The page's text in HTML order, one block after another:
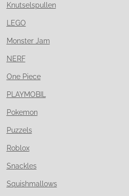
Knutselspullen
LEGO
Monster Jam
NERF
One Piece
PLAYMOBIL
Pokemon
Puzzels
Roblox
Snackles
Squishmallows